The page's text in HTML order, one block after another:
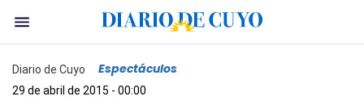
Diario de Cuyo Espectáculos
29 de abril de 2015 - 00:00